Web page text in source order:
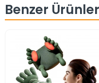
Benzer Ürünler